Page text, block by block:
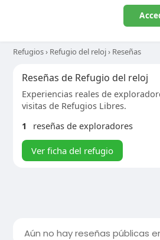
Refugios› Refugio del reloj› Reseñas
Reseñas de Refugio del reloj
Experiencias reales de
visitas de Refugios Libres.
1
reseñas de exploradores
Ver ficha del refugio
Aún no hay reseñas públicas